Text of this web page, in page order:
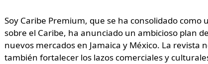
Soy Caribe Premium, que se ha consolidado
sobre el Caribe, ha anunciado un ambicioso plan
nuevos mercados en Jamaica y México. La revista
también fortalecer los lazos comerciales y